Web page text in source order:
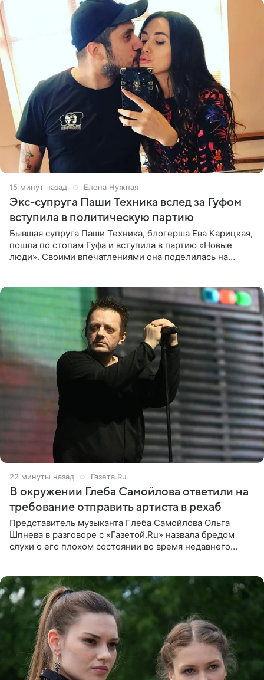
15 минут назад Елена Нужная
Экс-супруга Паши Техника вслед за Гуфом
вступила в политическую партию
Бывшая супруга Паши Техника, блогерша Ева Карицкая,
пошла по стопам Гуфа и вступила в партию «Новые
люди». Своими впечатлениями она поделилась на
22 минуты назад Газета.Ru
В окружении Глеба Самойлова ответили на
требование отправить артиста в рехаб
Представитель музыканта Глеба Самойлова Ольга
Шпнева в разговоре с «Газетой.Ru» назвала бредом
слухи о его плохом состоянии во время недавнего